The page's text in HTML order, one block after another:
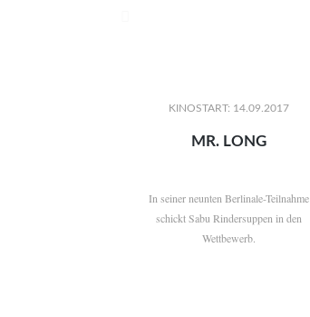
KINOSTART: 14.09.2017
MR. LONG
In seiner neunten Berlinale-Teilnahme
schickt Sabu Rindersuppen in den
Wettbewerb.